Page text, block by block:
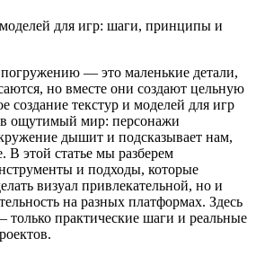
— это маленькие детали,
но вместе они создают цельную
создание текстур и моделей для игр
ощутимый мир: персонажи
дышит и подсказывает нам,
В этой статье мы разберем
и подходы, которые
визуал привлекательной, но и
на разных платформах. Здесь
только практические шаги и реальные